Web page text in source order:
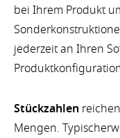
bei Ihrem Produkt
jederzeit an Ihren
Stückzahlen
Mengen.